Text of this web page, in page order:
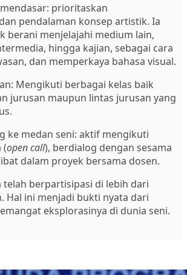
prioritaskan
dan pendalaman konsep artistik. Ia
berani menjelajahi medium lain,
hingga kajian, sebagai cara
dan memperkaya bahasa visual.
Mengikuti berbagai kelas baik
jurusan maupun lintas jurusan yang
ke medan seni: aktif mengikuti
(open call), berdialog dengan sesama
dalam proyek bersama dosen.
telah berpartisipasi di lebih dari
Hal ini menjadi bukti nyata dari
eksplorasinya di dunia seni.